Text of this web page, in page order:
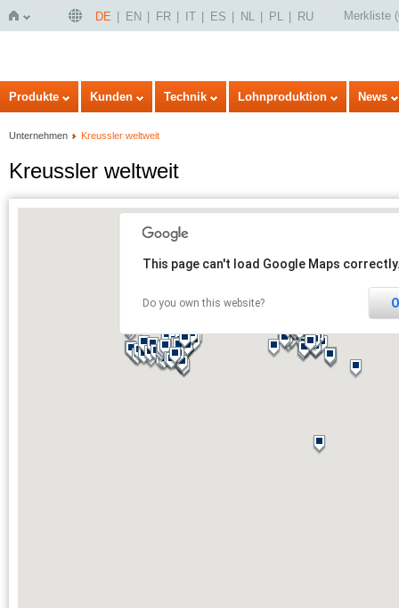
Startseite
DE EN FR IT ES NL PL RU Merkliste (
Produkte Kunden Technik Lohnproduktion News
Unternehmen Kreussler weltweit
Kreussler weltweit
This page can't load Google Maps
Do you own this website?